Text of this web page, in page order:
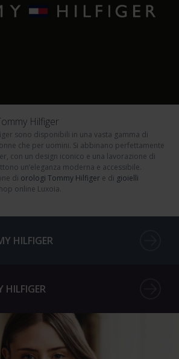
Hilfiger
sono disponibili in una vasta gamma di
che per uomini. Si abbinano perfettamente
, con un design iconico e una lavorazione di
un’eleganza moderna e accessibile.
di orologi Tommy Hilfiger e di gioielli
online Luxoia.
HILFIGER
HILFIGER